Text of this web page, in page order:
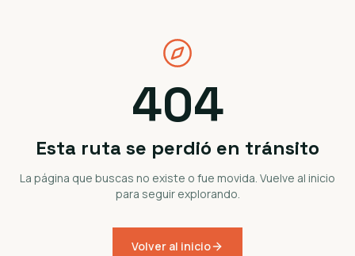
404
Esta ruta se perdió en tránsito
La página que buscas no existe o fue movida. Vuelve al inicio
para seguir explorando.
Volver al inicio